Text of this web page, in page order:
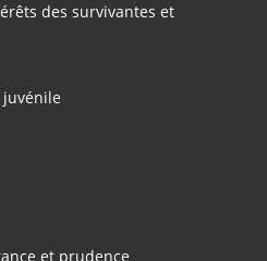
des survivantes et
juvénile
et prudence